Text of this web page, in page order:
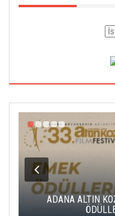
ADANA ALTIN